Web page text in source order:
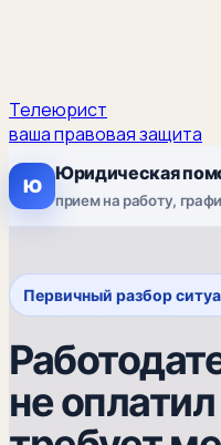
Телеюрист
ваша правовая защита
Ю
Юридическая
прием на работу,
Первичный разбор
не